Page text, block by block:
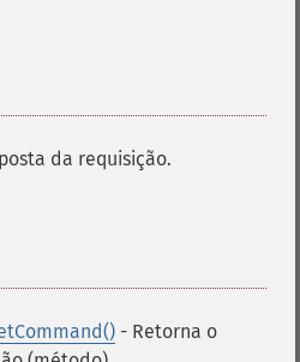
da requisição.
- Retorna o